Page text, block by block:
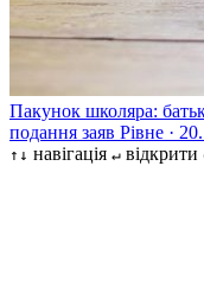
Пакунок школяра:
подання заяв Рівне ·
↑↓ навігація ↵ відкрити